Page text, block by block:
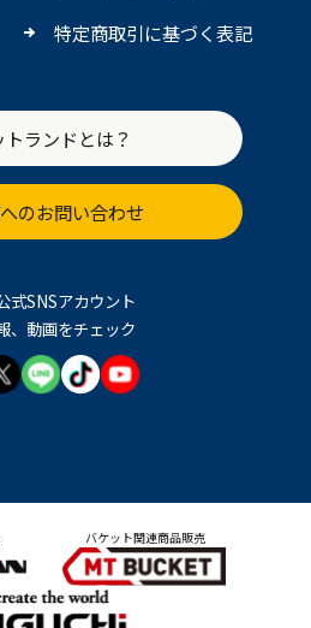
特定商取引に基づく表記
トランドとは？
のお問い合わせ
式SNSアカウント
、動画をチェック
バケット関連商品販売